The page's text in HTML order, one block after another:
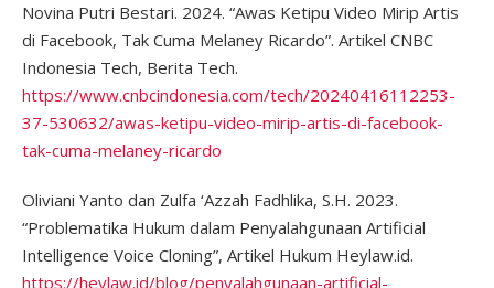
Novina Putri Bestari. 2024. “Awas Ketipu Video Mirip Artis
di Facebook, Tak Cuma Melaney Ricardo”. Artikel CNBC
Indonesia Tech, Berita Tech.
https://www.cnbcindonesia.com/tech/20240416112253-
37-530632/awas-ketipu-video-mirip-artis-di-facebook-
tak-cuma-melaney-ricardo
Oliviani Yanto dan Zulfa ‘Azzah Fadhlika, S.H. 2023.
“Problematika Hukum dalam Penyalahgunaan Artificial
Intelligence Voice Cloning”, Artikel Hukum Heylaw.id.
https://heylaw.id/blog/penyalahgunaan-artificial-